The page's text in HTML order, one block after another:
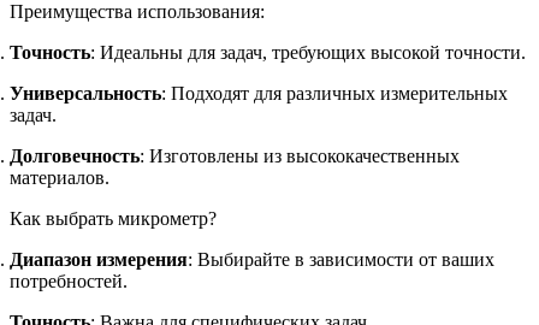
Преимущества использования:
Точность: Идеальны для задач, требующих высокой точности.
Универсальность: Подходят для различных измерительных
задач.
Долговечность: Изготовлены из высококачественных
материалов.
Как выбрать микрометр?
Диапазон измерения: Выбирайте в зависимости от ваших
потребностей.